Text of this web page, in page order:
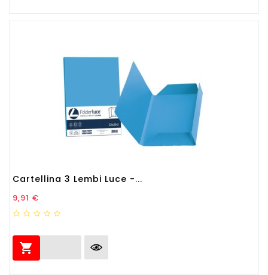
Cartellina 3 Lembi Luce -...
Prezzo
9,91 €
